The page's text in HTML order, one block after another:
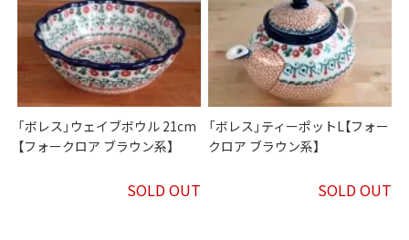
「ボレス」ウェイブボウル 21cm
【フォークロア ブラウン系】
SOLD OUT
「ボレス」ティーポットL【フォー
クロア ブラウン系】
SOLD OUT